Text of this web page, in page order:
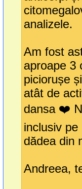
analizele.
Am fost
aproape 3
piciorușe
atât de
dansa ❤️
inclusiv
dădea din
Andreea,